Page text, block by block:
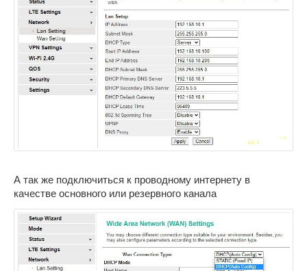
А так же подключиться к проводному интернету в
качестве основного или резервного канала